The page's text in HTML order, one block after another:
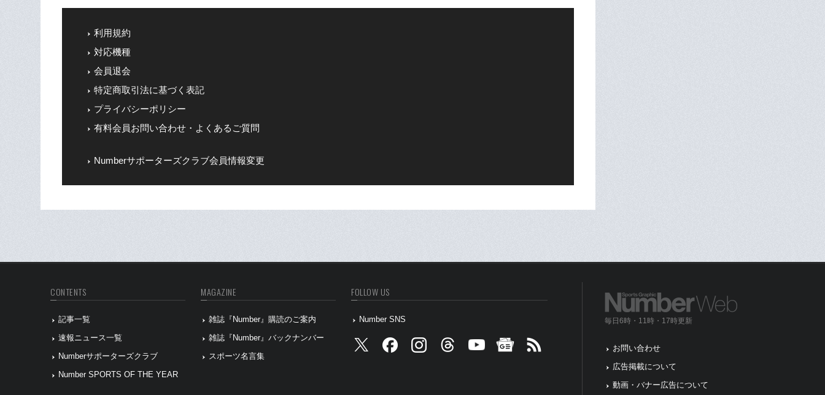
利用規約
対応機種
会員退会
特定商取引法に基づく表記
プライバシーポリシー
有料会員お問い合わせ・よくあるご質問
Numberサポーターズクラブ会員情報変更
CONTENTS
記事一覧
速報ニュース一覧
Numberサポーターズクラブ
Number SPORTS OF THE YEAR
MAGAZINE
雑誌『Number』購読のご案内
雑誌『Number』バックナンバー
スポーツ名言集
FOLLOW US
Number SNS 毎日6時・11時・17時更新
お問い合わせ
広告掲載について
動画・バナー広告について